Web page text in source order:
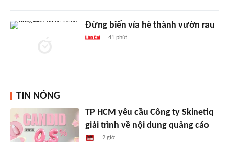
Đừng biến vỉa hè thành vườn rau
41 phút
TIN NÓNG
TP HCM yêu cầu Công ty Skinetiq
giải trình về nội dung quảng cáo
2 giờ